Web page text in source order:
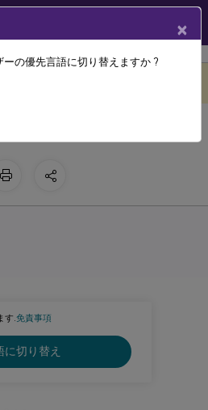
ス XenMobile Server
す.免責事項
に切り替え
リシー
×
の優先言語に切り替えますか ?